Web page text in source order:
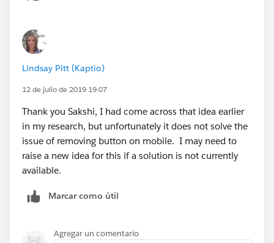
Lindsay Pitt (Kaptio)
12 de julio de 2019 19:07
Thank you Sakshi, I had come across that idea earlier
in my research, but unfortunately it does not solve the
issue of removing button on mobile. I may need to
raise a new idea for this if a solution is not currently
available.
Marcar como útil
Agregar un comentario